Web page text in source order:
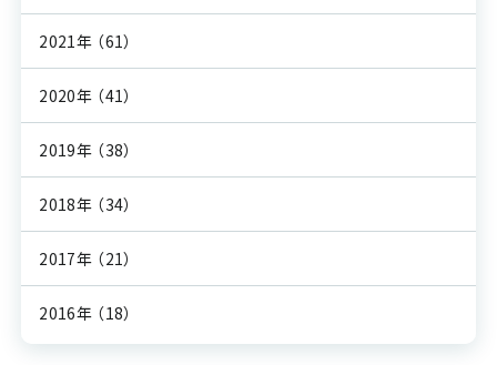
2021年 （61）
2020年 （41）
2019年 （38）
2018年 （34）
2017年 （21）
2016年 （18）